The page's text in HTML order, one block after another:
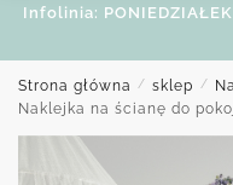
Infolinia:
Strona główna / sklep /
Naklejka na ścianę do